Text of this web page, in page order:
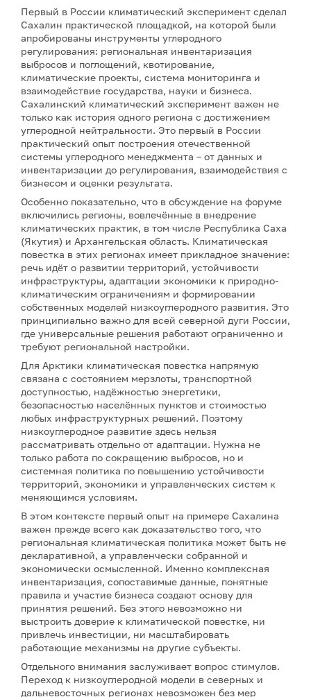
Первый в России климатический эксперимент сделал
Сахалин практической площадкой, на которой были
апробированы инструменты углеродного
регулирования: региональная инвентаризация
выбросов и поглощений, квотирование,
климатические проекты, система мониторинга и
взаимодействие государства, науки и бизнеса.
Сахалинский климатический эксперимент важен не
только как история одного региона с достижением
углеродной нейтральности. Это первый в России
практический опыт построения отечественной
системы углеродного менеджмента – от данных и
инвентаризации до регулирования, взаимодействия с
бизнесом и оценки результата.
Особенно показательно, что в обсуждение на форуме
включились регионы, вовлечённые в внедрение
климатических практик, в том числе Республика Саха
(Якутия) и Архангельская область. Климатическая
повестка в этих регионах имеет прикладное значение:
речь идёт о развитии территорий, устойчивости
инфраструктуры, адаптации экономики к природно-
климатическим ограничениям и формировании
собственных моделей низкоуглеродного развития. Это
принципиально важно для всей северной дуги России,
где универсальные решения работают ограниченно и
требуют региональной настройки.
Для Арктики климатическая повестка напрямую
связана с состоянием мерзлоты, транспортной
доступностью, надёжностью энергетики,
безопасностью населённых пунктов и стоимостью
любых инфраструктурных решений. Поэтому
низкоуглеродное развитие здесь нельзя
рассматривать отдельно от адаптации. Нужна не
только работа по сокращению выбросов, но и
системная политика по повышению устойчивости
территорий, экономики и управленческих систем к
меняющимся условиям.
В этом контексте первый опыт на примере Сахалина
важен прежде всего как доказательство того, что
региональная климатическая политика может быть не
декларативной, а управленчески собранной и
экономически осмысленной. Именно комплексная
инвентаризация, сопоставимые данные, понятные
правила и участие бизнеса создают основу для
принятия решений. Без этого невозможно ни
выстроить доверие к климатической повестке, ни
привлечь инвестиции, ни масштабировать
работающие механизмы на другие субъекты.
Отдельного внимания заслуживает вопрос стимулов.
Переход к низкоуглеродной модели в северных и
дальневосточных регионах невозможен без мер